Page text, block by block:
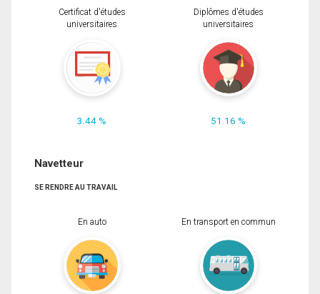
Certificat d'études
universitaires
3.44 %
Diplômes d'études
universitaires
51.16 %
Navetteur
SE RENDRE AU TRAVAIL
En auto En transport en commun